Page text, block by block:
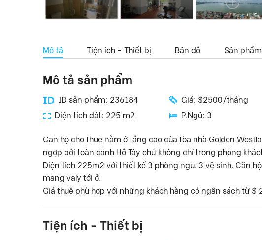
Mô tả Tiện ích - Thiết bị Bản đồ Sản
Mô tả sản phẩm
ID sản phẩm: 236184 Giá: $2500/tháng
Diện tích đất: 225 m2
P.Ngủ: 3
Căn hộ cho thuê nằm ở tầng cao của tòa nhà Golden
ngợp bởi toàn cảnh Hồ Tây chứ không chỉ trong phòng
Diện tích 225m2 với thiết kế 3 phòng ngủ, 3 vệ sinh. Căn
mang valy tới ở.
Giá thuê phù hợp với những khách hàng có ngân sách từ $
Tiện ích - Thiết bị